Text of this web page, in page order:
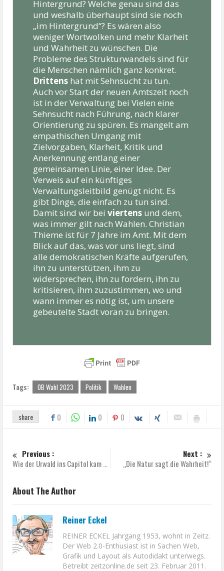
Hintergrund? Welche genau sind das
und weshalb überhaupt sind sie noch
„im Hintergrund“? Es wären also
weniger Wortwolken und mehr Klarheit
und Wahrheit zu wünschen. Die
Probleme des Strukturwandels sind für
die Menschen nämlich ganz konkret.
Drittens hat mit Sehnsucht zu tun.
Auch vor Start der neuen Amtszeit noch
ist in der Verwaltung bei Vielen eine
Sehnsucht nach Führung, nach klarer
Orientierung zu spüren. Es mangelt am
empathischen Umgang mit
Zielvorgaben, Klarheit, Kritik und
Anerkennung entlang einer
gemeinsamen Linie, einer Idee. Der
Verweis auf ein künftiges
Verwaltungsleitbild genügt nicht. Es
gibt Dinge, die einfach zu tun sind.
Damit sind wir beiviertens und dem,
was immer gilt nach Wahlen. Christian
Thieme ist für 7 Jahre im Amt. Mit dem
Blick auf das, was vor uns liegt, sind
alle demokratischen Kräfte aufgerufen,
ihn zu unterstützen, ihm zu
widersprechen, ihn zufordern, ihn zu
kritisieren, ihm zuzustimmen, wo und
wann immer es nötig ist, um unsere
gebeutelte Stadt voran zu bringen.
Tags: OB Wahl 2023 Politik Wahlen
share 0 0 0
Previous :
Wie der Urwald ins Capitol kam …
Next :
„Die Natur sagt die Wahrheit!“
About The Author
Reiner Eckel
REINER ECKEL Jahrgang 1953, wohnt in Zeitz.
Der Web 2.0-Enthusiast ist in Sachen Web,
Grafik und Layout als Autodidakt unterwegs.
Betreibt zeitzonline.de seit 23. Februar 2011.